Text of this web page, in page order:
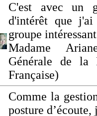
C'est avec un
d'intérêt que
groupe
Madame
Générale de la
Française)
Comme la
posture